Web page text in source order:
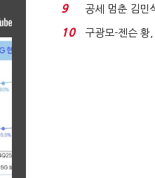
위'(1보)...
9
공세 멈춘 김민
가 수습"
10
구광모-젠슨 황